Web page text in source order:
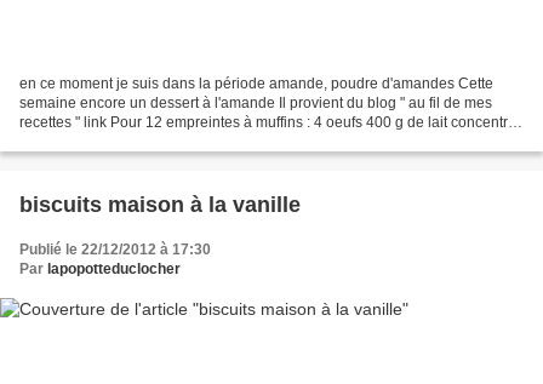
en ce moment je suis dans la période amande, poudre d'amandes Cette
semaine encore un dessert à l'amande Il provient du blog " au fil de mes
recettes " link Pour 12 empreintes à muffins : 4 oeufs 400 g de lait concentré
biscuits maison à la vanille
Publié le 22/12/2012 à 17:30
Par lapopotteduclocher